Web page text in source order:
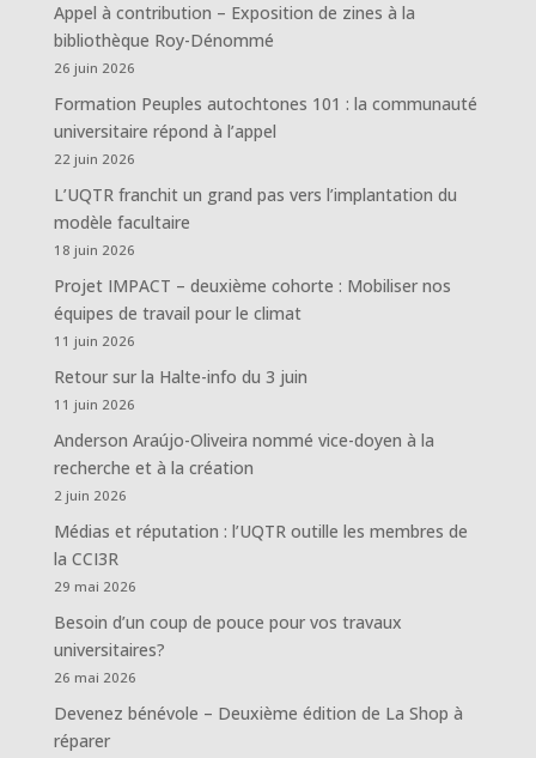
Appel à contribution – Exposition de zines à la
bibliothèque Roy-Dénommé
26 juin 2026
Formation Peuples autochtones 101 : la communauté
universitaire répond à l’appel
22 juin 2026
L’UQTR franchit un grand pas vers l’implantation du
modèle facultaire
18 juin 2026
Projet IMPACT – deuxième cohorte : Mobiliser nos
équipes de travail pour le climat
11 juin 2026
Retour sur la Halte-info du 3 juin
11 juin 2026
Anderson Araújo-Oliveira nommé vice-doyen à la
recherche et à la création
2 juin 2026
Médias et réputation : l’UQTR outille les membres de
la CCI3R
29 mai 2026
Besoin d’un coup de pouce pour vos travaux
universitaires?
26 mai 2026
Devenez bénévole – Deuxième édition de La Shop à
réparer